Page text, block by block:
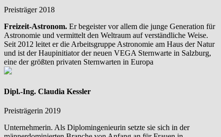
Preisträger 2018
Freizeit-Astronom. Er begeister vor allem die junge Generation für
Astronomie und vermittelt den Weltraum auf verständliche Weise.
Seit 2012 leitet er die Arbeitsgruppe Astronomie am Haus der Natur
und ist der Haupinitiator der neuen VEGA Sternwarte in Salzburg,
eine der größten privaten Sternwarten in Europa
Dipl.-Ing. Claudia Kessler
Preisträgerin 2019
Unternehmerin. Als Diplomingenieurin setzte sie sich in der